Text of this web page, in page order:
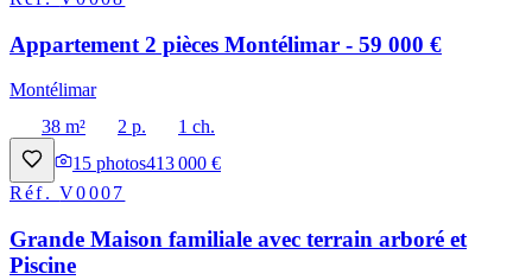
Appartement 2 pièces Montélimar - 59 000 €
Montélimar
38 m²
2 p.
1 ch.
15 photos413 000 €
Réf.V0007
Grande Maison familiale avec terrain arboré et
Piscine